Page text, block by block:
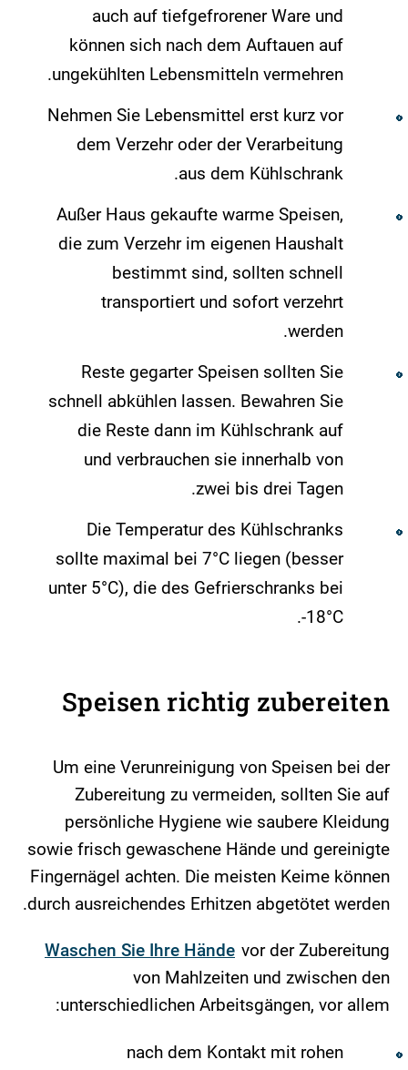
auch auf tiefgefrorener Ware und
können sich nach dem Auftauen auf
ungekühlten Lebensmitteln vermehren.
Nehmen Sie Lebensmittel erst kurz vor
dem Verzehr oder der Verarbeitung
aus dem Kühlschrank.
Außer Haus gekaufte warme Speisen,
die zum Verzehr im eigenen Haushalt
bestimmt sind, sollten schnell
transportiert und sofort verzehrt
werden.
Reste gegarter Speisen sollten Sie
schnell abkühlen lassen. Bewahren Sie
die Reste dann im Kühlschrank auf
und verbrauchen sie innerhalb von
zwei bis drei Tagen.
Die Temperatur des Kühlschranks
sollte maximal bei 7°C liegen (besser
unter 5°C), die des Gefrierschranks bei
-18°C.
Speisen richtig zubereiten
Um eine Verunreinigung von Speisen bei der
Zubereitung zu vermeiden, sollten Sie auf
persönliche Hygiene wie saubere Kleidung
sowie frisch gewaschene Hände und gereinigte
Fingernägel achten. Die meisten Keime können
durch ausreichendes Erhitzen abgetötet werden.
Waschen Sie Ihre Hände vor der Zubereitung
von Mahlzeiten und zwischen den
unterschiedlichen Arbeitsgängen, vor allem:
nach dem Kontakt mit rohen